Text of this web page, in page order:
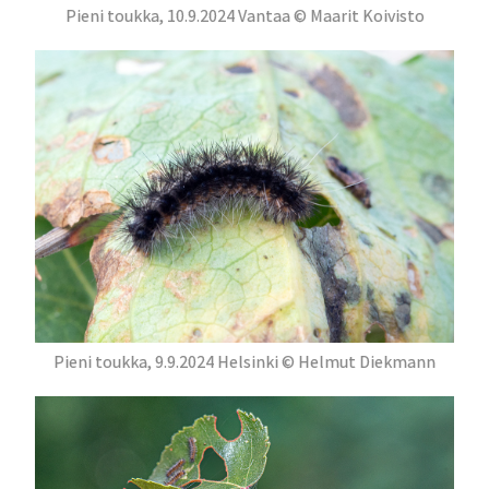
Pieni toukka, 10.9.2024 Vantaa © Maarit Koivisto
Pieni toukka, 9.9.2024 Helsinki © Helmut Diekmann